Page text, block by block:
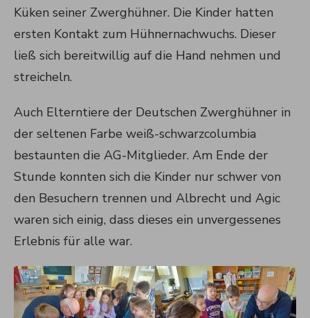
Küken seiner Zwerghühner. Die Kinder hatten
ersten Kontakt zum Hühnernachwuchs. Dieser
ließ sich bereitwillig auf die Hand nehmen und
streicheln.
Auch Elterntiere der Deutschen Zwerghühner in
der seltenen Farbe weiß-schwarzcolumbia
bestaunten die AG-Mitglieder. Am Ende der
Stunde konnten sich die Kinder nur schwer von
den Besuchern trennen und Albrecht und Agic
waren sich einig, dass dieses ein unvergessenes
Erlebnis für alle war.